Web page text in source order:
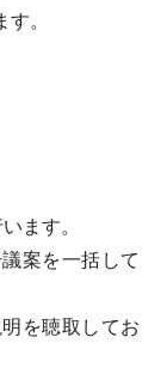
。
ます。
案を一括して
を聴取してお